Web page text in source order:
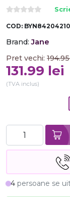
COD:
Brand: Jane
Pret vechi: 194.95
131.99 lei
(TVA inclus)
4 persoane se